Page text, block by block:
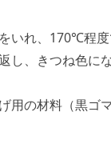
いれ、170℃程度
し、きつね色に
用の材料（黒ゴ